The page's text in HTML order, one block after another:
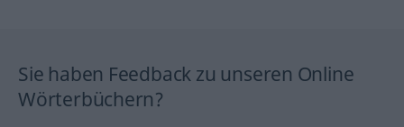
Sie haben Feedback zu unseren Online
Wörterbüchern?